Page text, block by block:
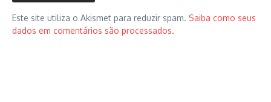
Este site utiliza o Akismet para reduzir spam. Saiba como seus
dados em comentários são processados.